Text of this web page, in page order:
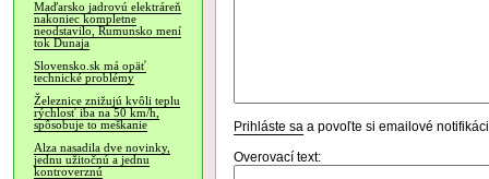
Maďarsko jadrovú elektráreň
nakoniec kompletne
neodstavilo, Rumunsko mení
tok Dunaja
Slovensko.sk má opäť
technické problémy
Železnice znižujú kvôli teplu
rýchlosť iba na 50 km/h,
spôsobuje to meškanie
Alza nasadila dve novinky,
jednu užitočnú a jednu
kontroverznú
Prihláste sa a povoľte si emailové
Overovací text: